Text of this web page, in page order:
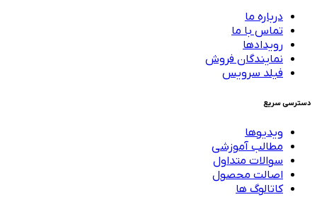
درباره ما
تماس با ما
رویدادها
نمایندگان فروش
فیلد سرویس
دسترسی سریع
ویدیوها
مطالب آموزشی
سوالات متداول
اصالت محصول
کاتالوگ ها